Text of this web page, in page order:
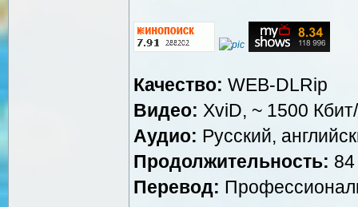
Качество: WEB-DLRip
Видео: XviD, ~ 1500
Аудио: Русский,
Продолжительность:
Перевод: